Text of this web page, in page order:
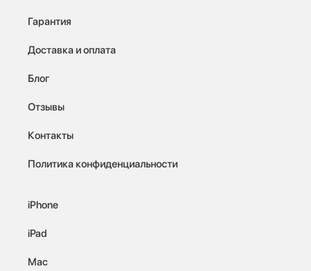
Гарантия
Доставка и оплата
Блог
Отзывы
Контакты
Политика конфиденциальности
iPhone
iPad
Mac